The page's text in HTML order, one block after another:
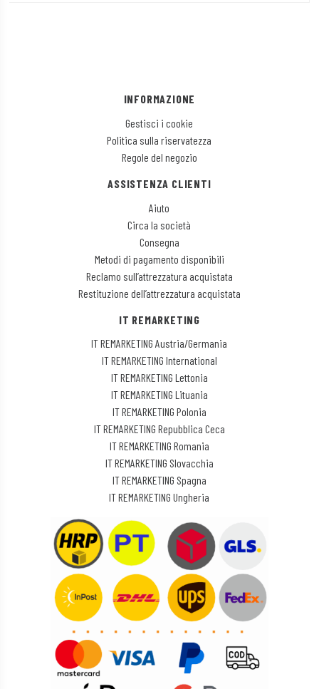
INFORMAZIONE
Gestisci i cookie
Politica sulla riservatezza
Regole del negozio
ASSISTENZA CLIENTI
Aiuto
Circa la società
Consegna
Metodi di pagamento disponibili
Reclamo sull’attrezzatura acquistata
Restituzione dell’attrezzatura acquistata
IT REMARKETING
IT REMARKETING Austria/Germania
IT REMARKETING International
IT REMARKETING Lettonia
IT REMARKETING Lituania
IT REMARKETING Polonia
IT REMARKETING Repubblica Ceca
IT REMARKETING Romania
IT REMARKETING Slovacchia
IT REMARKETING Spagna
IT REMARKETING Ungheria